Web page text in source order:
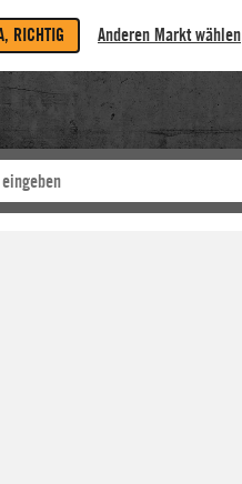
RICHTIG Anderen Markt wählen